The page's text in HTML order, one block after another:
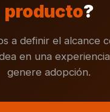
producto?
a definir el alcance
en una
genere adopción.